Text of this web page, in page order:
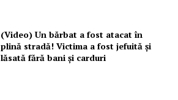
(Video) Un bărbat a fost atacat în
plină stradă! Victima a fost jefuită și
lăsată fără bani și carduri